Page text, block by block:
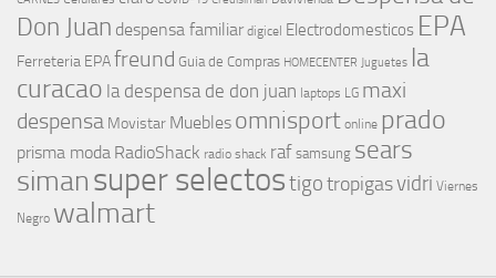
Don Juan despensa familiar digicel Electrodomesticos EPA
Ferreteria EPAfreund Guia de Compras HOMECENTER Juguetes la
curacao la despensa de don juan laptops LG maxi
despensa Movistar Muebles omnisport online prado
prisma moda RadioShack radio shack raf samsung sears
simansuper selectostigotropigasvidri Viernes
Negro walmart